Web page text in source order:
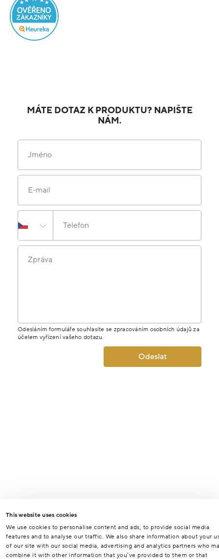
This website uses cookies
We use cookies to personalise content and ads, to provide social media
features and to analyse our traffic. We also share information about your
of our site with our social media, advertising and analytics partners who
combine it with other information that you’ve provided to them or that
MÁTE DOTAZ K PRODUKTU? NAPIŠTE
NÁM.
Jméno
E-mail
Telefon
Zpráva
Odesláním formuláře souhlasíte se zpracováním osobních údajů za
účelem vyřízení vašeho dotazu.
Odeslat